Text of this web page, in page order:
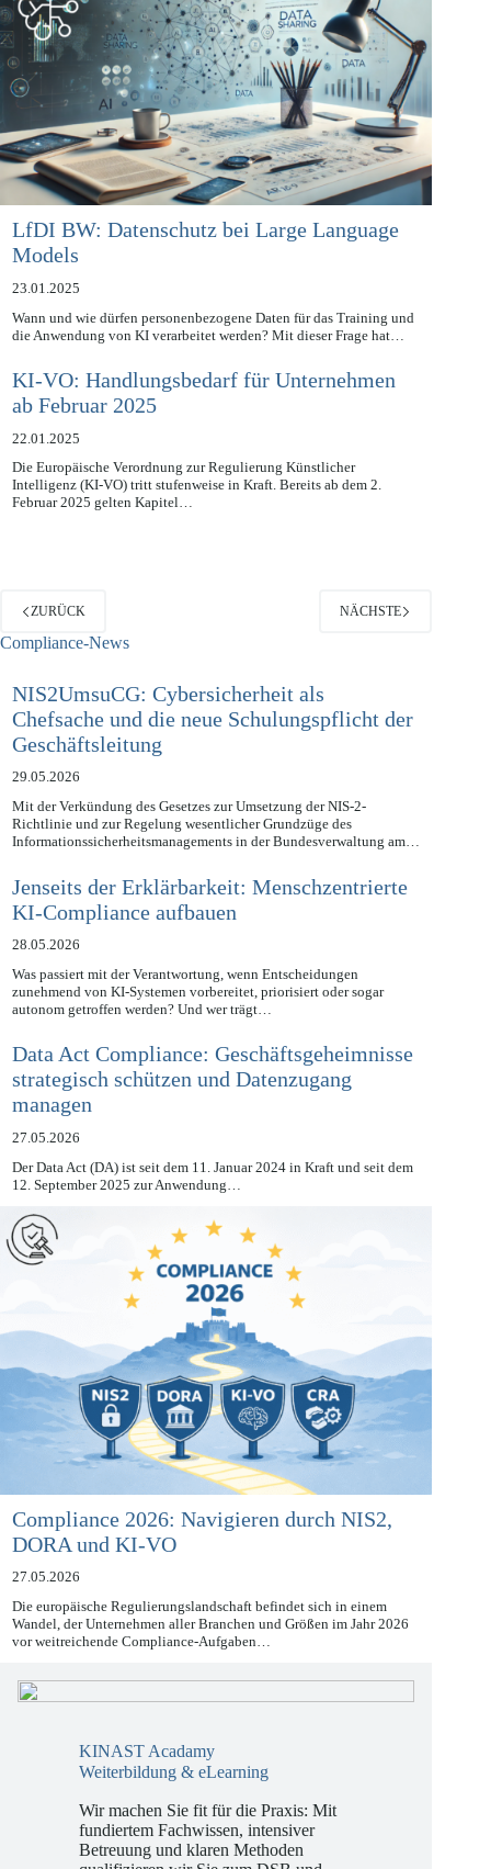
LfDI BW: Datenschutz bei Large Language
Models
23.01.2025
Wann und wie dürfen personenbezogene Daten für das Training und
KI-VO: Handlungsbedarf für Unternehmen
ab Februar 2025
22.01.2025
Die Europäische Verordnung zur Regulierung Künstlicher
Intelligenz (KI-VO) tritt stufenweise in Kraft. Bereits ab dem 2.
ZURÜCK
NIS2UmsuCG: Cybersicherheit als
Chefsache und die neue Schulungspflicht der
Geschäftsleitung
29.05.2026
Mit der Verkündung des Gesetzes zur Umsetzung der NIS-2-
Richtlinie und zur Regelung wesentlicher Grundzüge des
Jenseits der Erklärbarkeit: Menschzentrierte
KI-Compliance aufbauen
28.05.2026
Was passiert mit der Verantwortung, wenn Entscheidungen
zunehmend von KI-Systemen vorbereitet, priorisiert oder sogar
Data Act Compliance: Geschäftsgeheimnisse
strategisch schützen und Datenzugang
managen
27.05.2026
Der Data Act (DA) ist seit dem 11. Januar 2024 in Kraft und seit dem
Compliance 2026: Navigieren durch NIS2,
DORA und KI-VO
27.05.2026
Die europäische Regulierungslandschaft befindet sich in einem
Wandel, der Unternehmen aller Branchen und Größen im Jahr 2026
KINAST Acadamy
Wir machen Sie fit für die Praxis: Mit
fundiertem Fachwissen, intensiver